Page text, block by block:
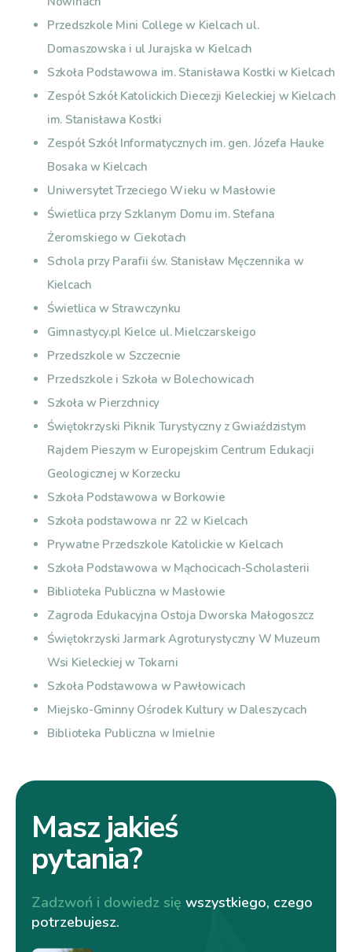
Przedszkole Mini College w Kielcach ul.
Domaszowska i ul Jurajska w Kielcach
Szkoła Podstawowa im. Stanisława Kostki w Kielcach
Zespół Szkół Katolickich Diecezji Kieleckiej w Kielcach
im. Stanisława Kostki
Zespół Szkół Informatycznych im. gen. Józefa Hauke
Bosaka w Kielcach
Uniwersytet Trzeciego Wieku w Masłowie
Świetlica przy Szklanym Domu im. Stefana
Żeromskiego w Ciekotach
Schola przy Parafii św. Stanisław Męczennika w
Kielcach
Świetlica w Strawczynku
Gimnastycy.pl Kielce ul. Mielczarskeigo
Przedszkole w Szczecnie
Przedszkole i Szkoła w Bolechowicach
Szkoła w Pierzchnicy
Świętokrzyski Piknik Turystyczny z Gwiaździstym
Rajdem Pieszym w Europejskim Centrum Edukacji
Geologicznej w Korzecku
Szkoła Podstawowa w Borkowie
Szkoła podstawowa nr 22 w Kielcach
Prywatne Przedszkole Katolickie w Kielcach
Szkoła Podstawowa w Mąchocicach-Scholasterii
Biblioteka Publiczna w Masłowie
Zagroda Edukacyjna Ostoja Dworska Małogoszcz
Świętokrzyski Jarmark Agroturystyczny W Muzeum
Wsi Kieleckiej w Tokarni
Szkoła Podstawowa w Pawłowicach
Miejsko-Gminny Ośrodek Kultury w Daleszycach
Biblioteka Publiczna w Imielnie
Masz jakieś
pytania?
Zadzwoń i dowiedz się wszystkiego, czego
potrzebujesz.